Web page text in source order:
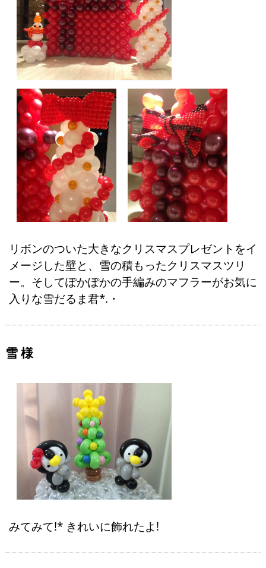
リボンのついた大きなクリスマスプレゼントをイ
メージした壁と、雪の積もったクリスマスツリ
ー。そしてぽかぽかの手編みのマフラーがお気に
入りな雪だるま君*.・
雪 様
みてみて!* きれいに飾れたよ!